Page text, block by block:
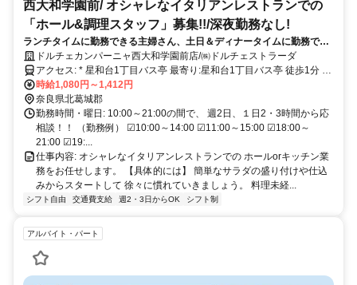
西大和学園前/ オシャレなイタリアンレストランでの
「ホール&調理スタッフ」募集!!/深夜勤務なし!
ランチタイムに勤務できる主婦さん、土日＆ディナータイムに勤務でき
る学生さんを積極採用中★
ドルチェカンパーニャ西大和学園前店/㈱ドルチェストラーダ
アクセス: * 星和台1丁目バス亭 最寄り:星和台1丁目バス亭 徒歩1分 自
転車、バイク、通勤可
時給1,080円～1,412円
奈良県北葛城郡
勤務時間・曜日: 10:00～21:00の間で、 週2日、１日2・3時間から応
相談！！ （勤務例） ☑10:00～14:00 ☑11:00～15:00 ☑18:00～
21:00 ☑19:...
仕事内容: オシャレなイタリアンレストランでの ホールorキッチン業
務をお任せします。 【具体的には】 簡単なサラダの盛り付けや仕込
みからスタートして 徐々に慣れていきましょう。 料理未経...
シフト自由 交通費支給 週2・3日からOK シフト制
アルバイト・パート